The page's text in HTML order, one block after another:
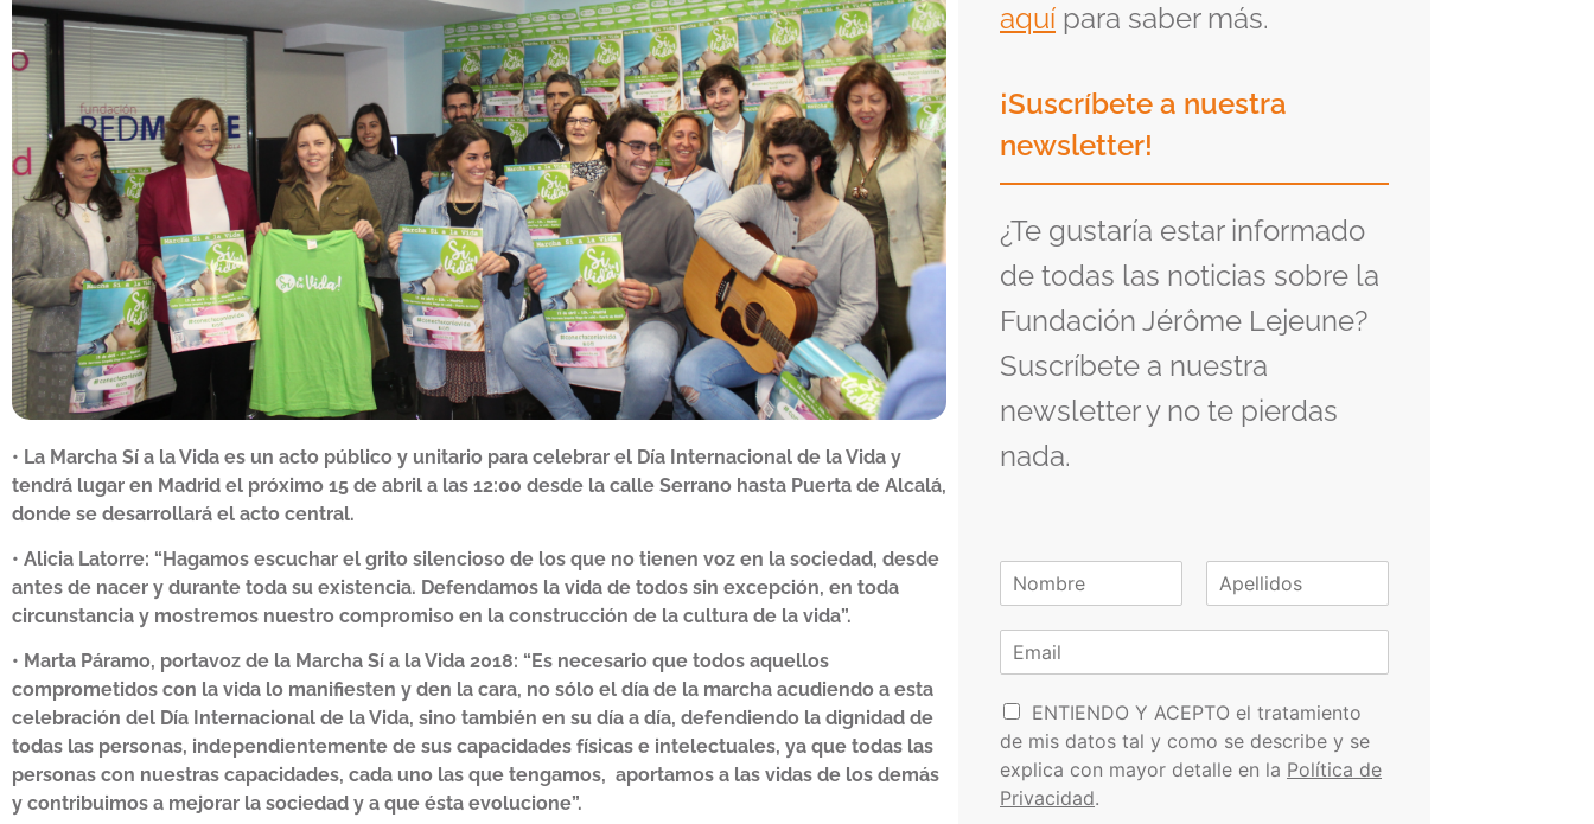
• La Marcha Sí a la Vida es un acto público y unitario para celebrar el Día Internacional de la Vida y
tendrá lugar en Madrid el próximo 15 de abril a las 12:00 desde la calle Serrano hasta Puerta de Alcalá,
donde se desarrollará el acto central.
• Alicia Latorre: “Hagamos escuchar el grito silencioso de los que no tienen voz en la sociedad, desde
antes de nacer y durante toda su existencia. Defendamos la vida de todos sin excepción, en toda
circunstancia y mostremos nuestro compromiso en la construcción de la cultura de la vida”.
• Marta Páramo, portavoz de la Marcha Sí a la Vida 2018: “Es necesario que todos aquellos
comprometidos con la vida lo manifiesten y den la cara, no sólo el día de la marcha acudiendo a esta
celebración del Día Internacional de la Vida, sino también en su día a día, defendiendo la dignidad de
todas las personas, independientemente de sus capacidades físicas e intelectuales, ya que todas las
personas con nuestras capacidades, cada uno las que tengamos, aportamos a las vidas de los demás
y contribuimos a mejorar la sociedad y a que ésta evolucione”.
aquí para saber más.
¡Suscríbete a nuestra
newsletter!
¿Te gustaría estar informado
de todas las noticias sobre la
Fundación Jérôme Lejeune?
Suscríbete a nuestra
newsletter y no te pierdas
nada.
*
o
b
e
p
l
i
o
s
r
e
e
l
P
o
l
í
t
ENTIENDO Y ACEPTO el tratamiento
de mis datos tal y como se describe y se
explica con mayor detalle en la Política de
Privacidad.